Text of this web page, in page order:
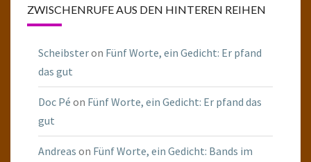
ZWISCHENRUFE AUS DEN HINTEREN REIHEN
Scheibsteron Fünf Worte, ein Gedicht: Er pfand
das gut
Doc Pé on Fünf Worte, ein Gedicht: Er pfand das
gut
Andreas on Fünf Worte, ein Gedicht: Bands im